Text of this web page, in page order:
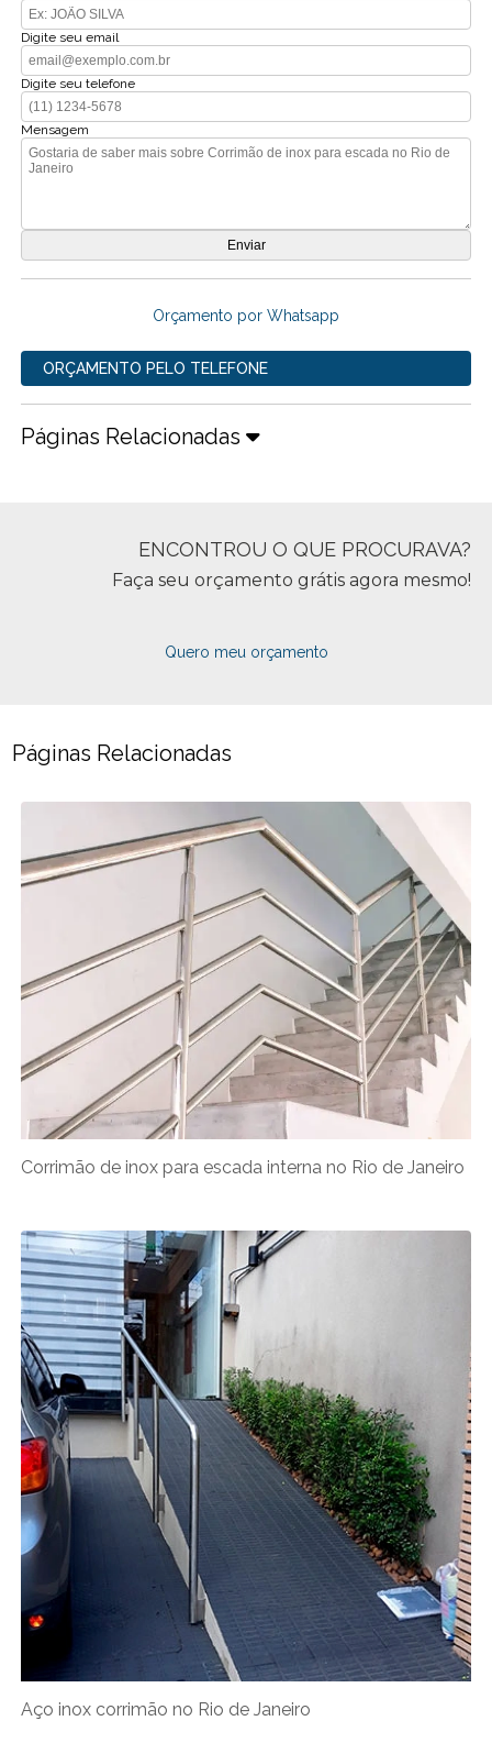
Digite seu email
Digite seu telefone
Mensagem
Orçamento por Whatsapp
ORÇAMENTO PELO TELEFONE
Páginas Relacionadas
ENCONTROU O QUE PROCURAVA?
Faça seu orçamento grátis agora mesmo!
Quero meu orçamento
Páginas Relacionadas
Corrimão de inox para escada interna no Rio de Janeiro
Aço inox corrimão no Rio de Janeiro